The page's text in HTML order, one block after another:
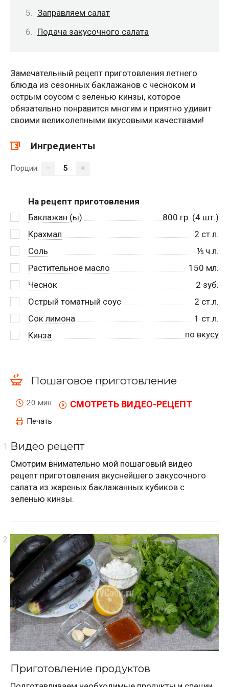
Заправляем салат
Подача закусочного салата
Замечательный рецепт приготовления летнего
блюда из сезонных баклажанов с чесноком и
острым соусом с зеленью кинзы, которое
обязательно понравится многим и приятно удивит
своими великолепными вкусовыми качествами!
Ингредиенты
Порции: – +
На рецепт приготовления
Баклажан (ы)
800 гр. (4 шт.)
Крахмал
2 ст.л.
Соль
⅕ ч.л.
Растительное масло
150 мл.
Чеснок
2 зуб.
Острый томатный соус
2 ст.л.
Сок лимона
1 ст.л.
Кинза
по вкусу
Пошаговое приготовление
20 мин. СМОТРЕТЬ ВИДЕО-РЕЦЕПТ
Печать
Видео рецепт
Смотрим внимательно мой пошаговый видео
рецепт приготовления вкуснейшего закусочного
салата из жареных баклажанных кубиков с
зеленью кинзы.
Приготовление продуктов